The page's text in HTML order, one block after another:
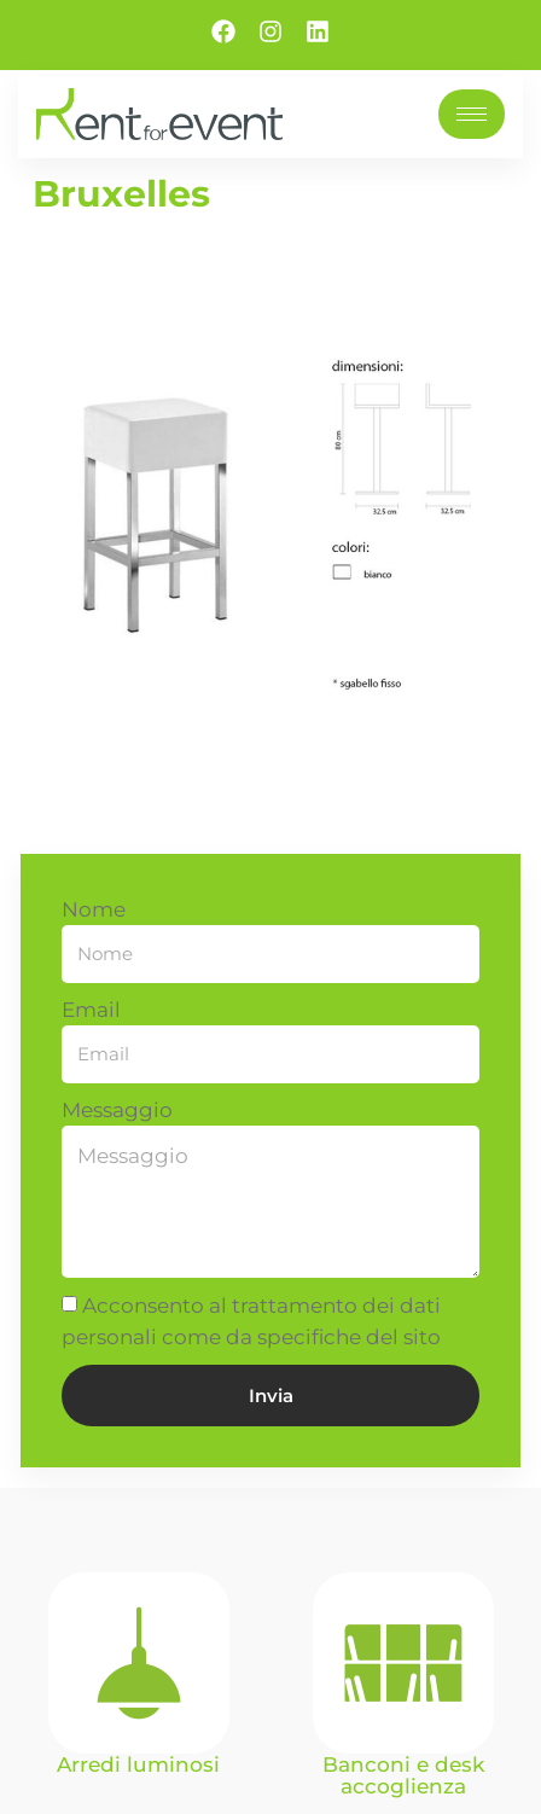
Bruxelles
Nome
Email
Messaggio
Acconsento al trattamento dei dati
personali come da specifiche del sito
Invia
Arredi luminosi
Banconi e desk
accoglienza